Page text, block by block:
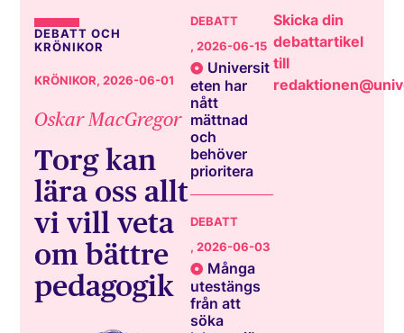
DEBATT OCH
KRÖNIKOR
KRÖNIKOR, 2026-06-01
Oskar MacGregor
Torg kan
lära oss allt
vi vill veta
om bättre
pedagogik
DEBATT
, 2026-06-15
Universit
eten har
nått
mättnad
och
behöver
prioritera
DEBATT
, 2026-06-03
Många
utestängs
från att
söka
Skicka din
debattartikel
till